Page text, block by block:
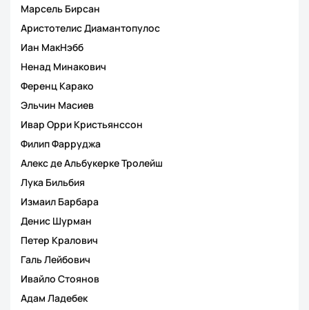
Марсель Бирсан
Аристотелис Диамантопулос
Иан МакНэбб
Ненад Минакович
Ференц Карако
Эльчин Масиев
Ивар Орри Кристьянссон
Филип Фарруджа
Алекс де Альбукерке Тролейш
Лука Бильбия
Измаил Барбара
Денис Шурман
Петер Кралович
Галь Лейбович
Ивайло Стоянов
Адам Ладебек